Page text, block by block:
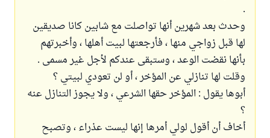
.
وحدث بعد شهرين أنها تواصلت مع شابين كانا صديقين
لها قبل زواجي منها ، فأرجعتها لبيت أهلها ، وأخبرتهم
بأنها نقضت الوعد ، وستبقى عندكم لأجل غير مسمى .
وقلت لها تنازلي عن المؤخر ، أو لن تعودي لبيتي ؟
أبوها يقول : المؤخر حقها الشرعي ، ولا يجوز التنازل عنه
؟
أخاف أن أقول لولي أمرها إنها ليست عذراء ، وتصبح